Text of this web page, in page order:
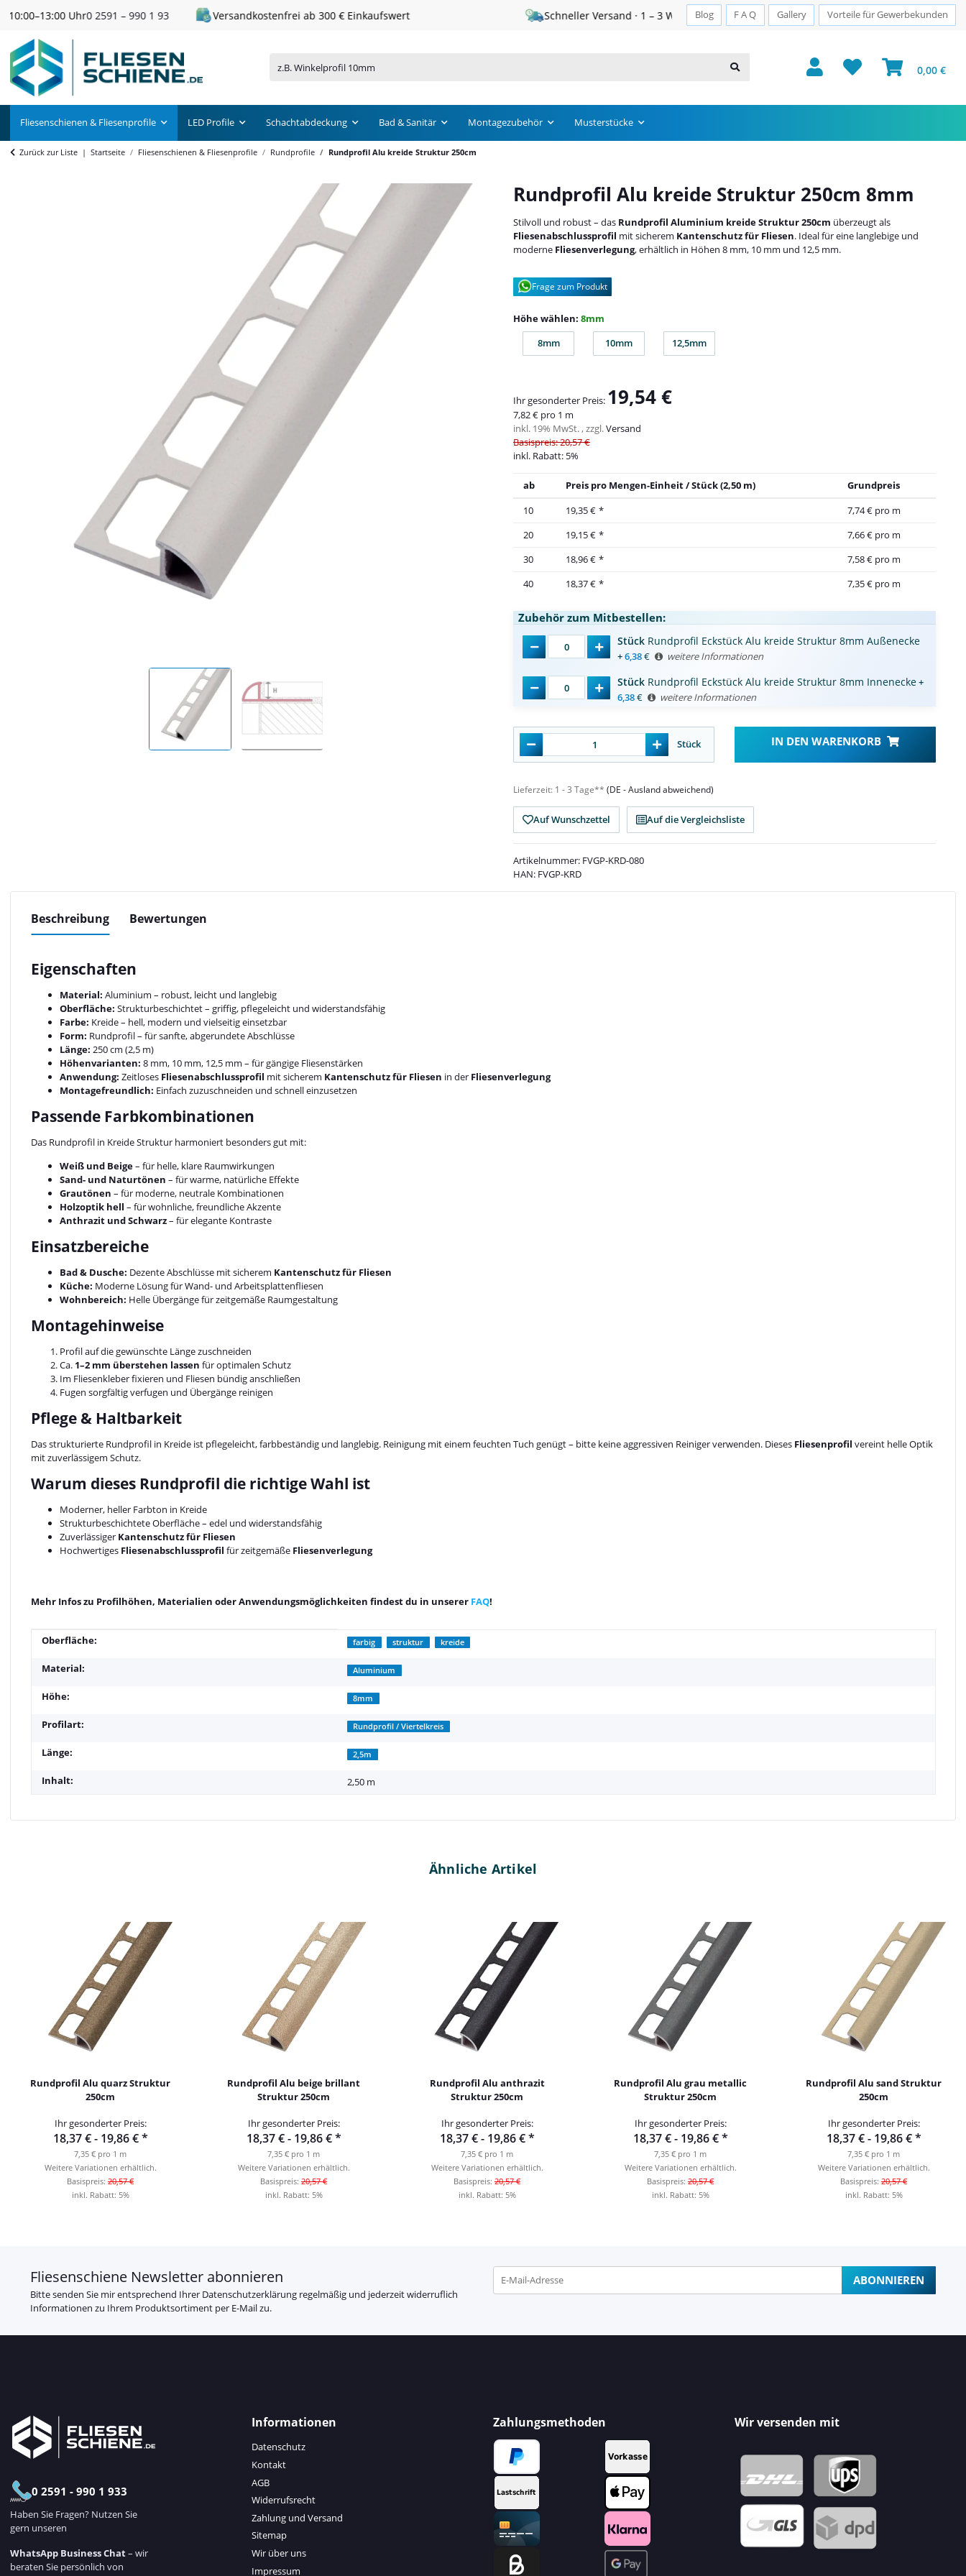
Blog F A Q Gallery Vorteile für Gewerbekunden
Versandkostenfrei ab 300 € Einkaufswert Schneller Versand · 1 – 3 Werktage Sichere Zahlung · PayPal · Klarna
0,00 €
Fliesenschienen & Fliesenprofile LED Profile Schachtabdeckung Bad & Sanitär Montagezubehör Musterstücke
Zurück zur Liste Startseite Fliesenschienen & Fliesenprofile Rundprofile Rundprofil Alu kreide Struktur 250cm
Rundprofil Alu kreide Struktur 250cm 8mm
Stilvoll und robust – das Rundprofil Aluminium kreide Struktur 250cm überzeugt als
Fliesenabschlussprofil mit sicherem Kantenschutz für Fliesen. Ideal für eine langlebige und
moderne Fliesenverlegung, erhältlich in Höhen 8 mm, 10 mm und 12,5 mm.
Frage zum Produkt
Höhe wählen: 8mm
8mm
8mm 10mm
10mm 12,5mm
12,5mm
Ihr gesonderter Preis: 19,54 €
7,82 € pro 1 m
inkl. 19% MwSt. , zzgl.Versand
Basispreis: 20,57 €
inkl. Rabatt: 5%
ab Preis pro Mengen-Einheit / Stück (2,50 m)
Grundpreis
10
19,35 € *
7,74 € pro m
20
19,15 € *
7,66 € pro m
30
18,96 € *
7,58 € pro m
40
18,37 € * 7,35 € pro m
Zubehör zum Mitbestellen:
Stück Rundprofil Eckstück Alu kreide Struktur 8mm Außenecke
+6,38€ weitere Informationen
Stück Rundprofil Eckstück Alu kreide Struktur 8mm Innenecke+
6,38€ weitere Informationen
Stück IN DEN WARENKORB
Lieferzeit: 1 - 3 Tage** (DE - Ausland abweichend)
Auf Wunschzettel Auf die Vergleichsliste
Artikelnummer: FVGP-KRD-080
HAN: FVGP-KRD
Beschreibung Bewertungen
Eigenschaften
Material: Aluminium – robust, leicht und langlebig
Oberfläche: Strukturbeschichtet – griffig, pflegeleicht und widerstandsfähig
Farbe: Kreide – hell, modern und vielseitig einsetzbar
Form: Rundprofil – für sanfte, abgerundete Abschlüsse
Länge: 250 cm (2,5 m)
Höhenvarianten: 8 mm, 10 mm, 12,5 mm – für gängige Fliesenstärken
Anwendung: Zeitloses Fliesenabschlussprofil mit sicherem Kantenschutz für Fliesen in der Fliesenverlegung
Montagefreundlich: Einfach zuzuschneiden und schnell einzusetzen
Passende Farbkombinationen
Das Rundprofil in Kreide Struktur harmoniert besonders gut mit:
Weiß und Beige– für helle, klare Raumwirkungen
Sand- und Naturtönen – für warme, natürliche Effekte
Grautönen – für moderne, neutrale Kombinationen
Holzoptik hell – für wohnliche, freundliche Akzente
Anthrazit und Schwarz– für elegante Kontraste
Einsatzbereiche
Bad & Dusche: Dezente Abschlüsse mit sicherem Kantenschutz für Fliesen
Küche: Moderne Lösung für Wand- und Arbeitsplattenfliesen
Wohnbereich: Helle Übergänge für zeitgemäße Raumgestaltung
Montagehinweise
Profil auf die gewünschte Länge zuschneiden
Ca. 1–2 mm überstehen lassen für optimalen Schutz
Im Fliesenkleber fixieren und Fliesen bündig anschließen
Fugen sorgfältig verfugen und Übergänge reinigen
Pflege & Haltbarkeit
Das strukturierte Rundprofil in Kreide ist pflegeleicht, farbbeständig und langlebig. Reinigung mit einem feuchten Tuch genügt – bitte keine aggressiven Reiniger verwenden. Dieses Fliesenprofil vereint helle Optik
mit zuverlässigem Schutz.
Warum dieses Rundprofil die richtige Wahl ist
Moderner, heller Farbton in Kreide
Strukturbeschichtete Oberfläche – edel und widerstandsfähig
Zuverlässiger Kantenschutz für Fliesen
Hochwertiges Fliesenabschlussprofil für zeitgemäße Fliesenverlegung
Mehr Infos zu Profilhöhen, Materialien oder Anwendungsmöglichkeiten findest du in unserer FAQ!
Produkteigenschaft
Wert
Oberfläche: farbig struktur kreide
Material: Aluminium
Höhe: 8mm
Profilart: Rundprofil / Viertelkreis
Länge: 2,5m
Inhalt: 2,50 m
Ähnliche Artikel
Rundprofil Alu quarz Struktur
250cm
Ihr gesonderter Preis:
18,37 € - 19,86 €*
7,35 € pro 1 m
Weitere Variationen erhältlich.
Basispreis: 20,57 €
inkl. Rabatt: 5%
Rundprofil Alu beige brillant
Struktur 250cm
Ihr gesonderter Preis:
18,37 € - 19,86 €*
7,35 € pro 1 m
Weitere Variationen erhältlich.
Basispreis: 20,57 €
inkl. Rabatt: 5%
Rundprofil Alu anthrazit
Struktur 250cm
Ihr gesonderter Preis:
18,37 € - 19,86 €*
7,35 € pro 1 m
Weitere Variationen erhältlich.
Basispreis: 20,57 €
inkl. Rabatt: 5%
Rundprofil Alu grau metallic
Struktur 250cm
Ihr gesonderter Preis:
18,37 € - 19,86 €*
7,35 € pro 1 m
Weitere Variationen erhältlich.
Basispreis: 20,57 €
inkl. Rabatt: 5%
Rundprofil Alu sand Struktur
250cm
Ihr gesonderter Preis:
18,37 € - 19,86 €*
7,35 € pro 1 m
Weitere Variationen erhältlich.
Basispreis: 20,57 €
inkl. Rabatt: 5%
Fliesenschiene Newsletter abonnieren
Bitte senden Sie mir entsprechend Ihrer Datenschutzerklärung regelmäßig und jederzeit widerruflich
Informationen zu Ihrem Produktsortiment per E-Mail zu.
ABONNIEREN
0 2591 - 990 1 933
Haben Sie Fragen? Nutzen Sie
gern unseren
WhatsApp Business Chat– wir
beraten Sie persönlich von
Informationen
Datenschutz
Kontakt
AGB
Widerrufsrecht
Zahlung und Versand
Sitemap
Wir über uns
Impressum
Zahlungsmethoden Wir versenden mit